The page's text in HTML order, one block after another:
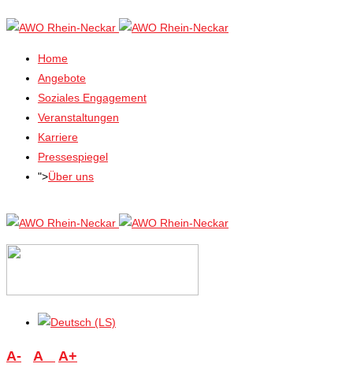
Home
Angebote
Soziales Engagement
Veranstaltungen
Karriere
Pressespiegel
">Über uns
A- A A+